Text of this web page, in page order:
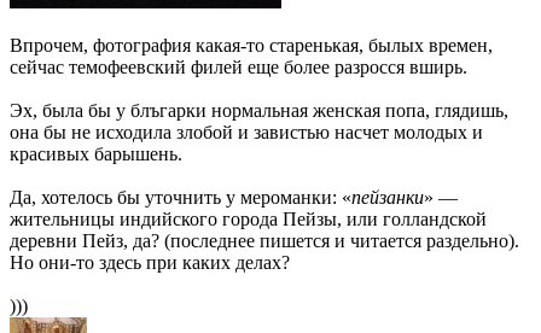
Впрочем, фотография какая-то старенькая, былых времен,
сейчас темофеевский филей еще более разросся вширь.
Эх, была бы у блъгарки нормальная женская попа, глядишь,
она бы не исходила злобой и завистью насчет молодых и
красивых барышень.
Да, хотелось бы уточнить у мероманки: «пейзанки» —
жительницы индийского города Пейзы, или голландской
деревни Пейз, да? (последнее пишется и читается раздельно).
Но они-то здесь при каких делах?
)))